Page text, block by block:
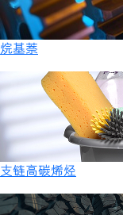
烷基萘
支链高碳烯烃